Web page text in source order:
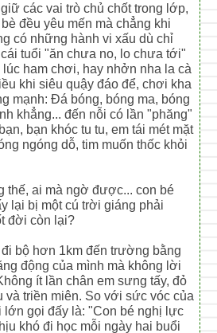
các vai trò chủ chốt trong lớp,
đều yêu mến mà chẳng khi
có những hành vi xấu dù chỉ
tuổi "ăn chưa no, lo chưa tới"
ham chơi, hay nhởn nha la cà
khi siêu quậy đáo để, chơi kha
mạnh: Đá bóng, bóng ma, bóng
khẳng... đến nỗi có lần "phăng"
bạn khóc tu tu, em tái mét mặt
ngóng dỗ, tim muốn thốc khỏi
thế, ai mà ngờ được... con bé
lại bị một cú trời giáng phải
đời còn lại?
bộ hơn 1km đến trường bằng
động của mình mà không lời
ít lần chân em sưng tấy, đỏ
và triền miên. So với sức vóc của
gọi đấy là: "Con bé nghị lực
khó đi học mỗi ngày hai buổi